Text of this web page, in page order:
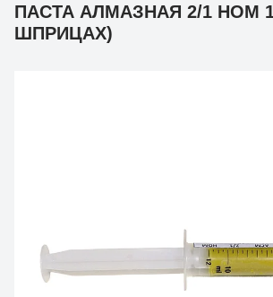
ПАСТА АЛМАЗНАЯ 2/1 НОМ
ШПРИЦАХ)